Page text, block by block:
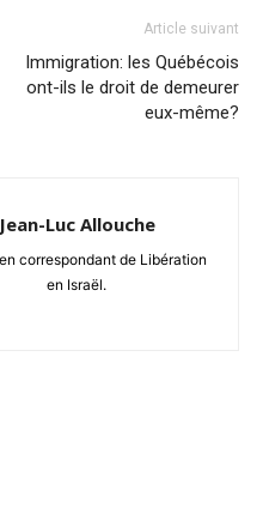
Article suivant
Immigration: les Québécois
ont-ils le droit de demeurer
eux-même?
Jean-Luc Allouche
correspondant de Libération
en Israël.